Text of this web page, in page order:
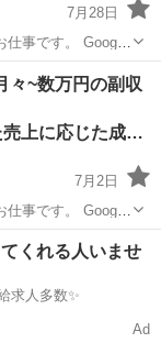
7月28日
を行っていただき
々~数万円の副収
Web集客によって発生した売上に応じた成果報酬
7月2日
を行っていただき
くれる人いませ
高時給求人多数✨
Ad